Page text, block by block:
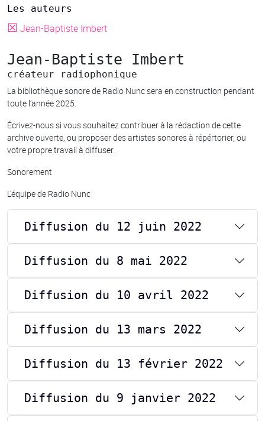
Les auteurs
☒ Jean-Baptiste Imbert
Jean-Baptiste Imbert
créateur radiophonique
La bibliothèque sonore de Radio Nunc sera en construction pendant
toute l’année 2025.
Écrivez-nous si vous souhaitez contribuer à la rédaction de cette
archive ouverte, ou proposer des artistes sonores à répértorier, ou
votre propre travail à diffuser.
Sonorement
L’équipe de Radio Nunc
Diffusion du 12 juin 2022
Diffusion du 8 mai 2022
Diffusion du 10 avril 2022
Diffusion du 13 mars 2022
Diffusion du 13 février 2022
Diffusion du 9 janvier 2022